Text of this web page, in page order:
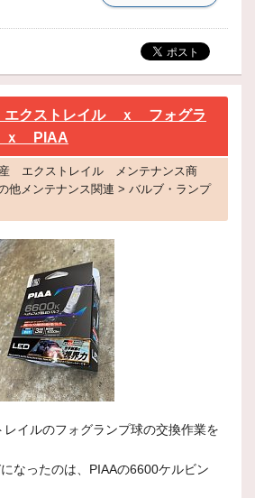
クストレイル ｘ フォグラ
ｘ PIAA
産 エクストレイル メンテナンス商
メンテナンス関連 > バルブ・ランプ
イルのフォグランプ球の交換作業を
なったのは、PIAAの6600ケルビン